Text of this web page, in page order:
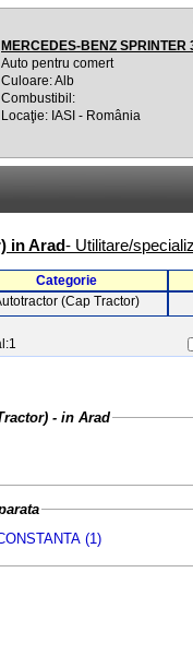
MERCEDES-BENZ SPRINTER
Auto pentru comert
Culoare: Alb
Combustibil:
Locaţie: IASI - România
in Arad- Utilitare/
Categorie
(Cap Tractor)
Tractor) - in Arad
(1)